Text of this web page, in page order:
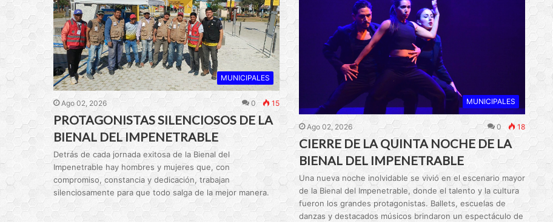
MUNICIPALES
Ago 02, 2026 0 15
PROTAGONISTAS SILENCIOSOS DE LA
BIENAL DEL IMPENETRABLE
Detrás de cada jornada exitosa de la Bienal del
Impenetrable hay hombres y mujeres que, con
compromiso, constancia y dedicación, trabajan
silenciosamente para que todo salga de la mejor manera.
MUNICIPALES
Ago 02, 2026 0 18
CIERRE DE LA QUINTA NOCHE DE LA
BIENAL DEL IMPENETRABLE
Una nueva noche inolvidable se vivió en el escenario mayor
de la Bienal del Impenetrable, donde el talento y la cultura
fueron los grandes protagonistas. Ballets, escuelas de
danzas y destacados músicos brindaron un espectáculo de